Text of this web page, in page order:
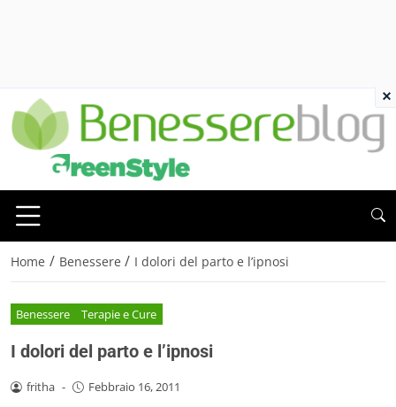
Home / Benessere / I dolori del parto e l’ipnosi
Benessere Terapie e Cure
I dolori del parto e l’ipnosi
fritha - Febbraio 16, 2011
×